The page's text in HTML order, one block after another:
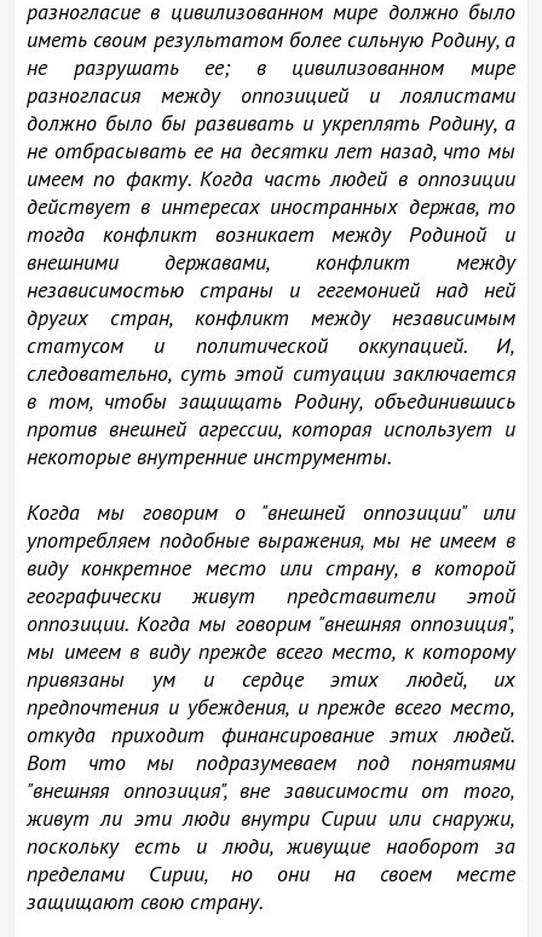
разногласие в цивилизованном мире должно было
иметь своим результатом более сильную Родину, а
не разрушать ее; в цивилизованном мире
разногласия между оппозицией и лоялистами
должно было бы развивать и укреплять Родину, а
не отбрасывать ее на десятки лет назад, что мы
имеем по факту. Когда часть людей в оппозиции
действует в интересах иностранных держав, то
тогда конфликт возникает между Родиной и
внешними державами, конфликт между
независимостью страны и гегемонией над ней
других стран, конфликт между независимым
статусом и политической оккупацией. И,
следовательно, суть этой ситуации заключается
в том, чтобы защищать Родину, объединившись
против внешней агрессии, которая использует и
некоторые внутренние инструменты.
Когда мы говорим о "внешней оппозиции" или
употребляем подобные выражения, мы не имеем в
виду конкретное место или страну, в которой
географически живут представители этой
оппозиции. Когда мы говорим "внешняя оппозиция",
мы имеем в виду прежде всего место, к которому
привязаны ум и сердце этих людей, их
предпочтения и убеждения, и прежде всего место,
откуда приходит финансирование этих людей.
Вот что мы подразумеваем под понятиями
"внешняя оппозиция", вне зависимости от того,
живут ли эти люди внутри Сирии или снаружи,
поскольку есть и люди, живущие наоборот за
пределами Сирии, но они на своем месте
защищают свою страну.